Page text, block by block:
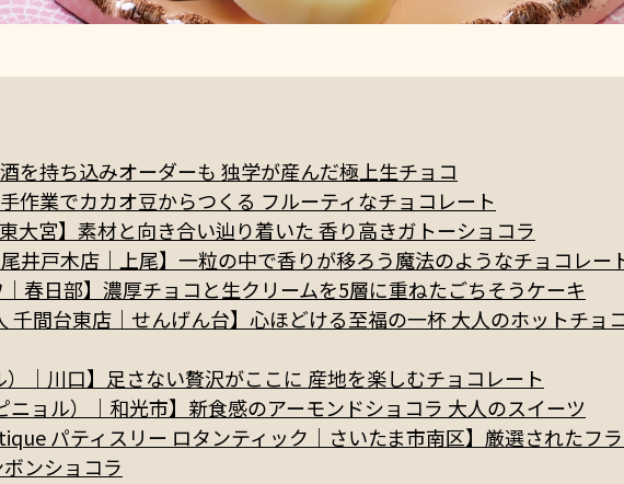
を持ち込みオーダーも 独学が産んだ極上生チョコ
作業でカカオ豆からつくる フルーティなチョコレート
大宮】素材と向き合い辿り着いた 香り高きガトーショコラ
尾井戸木店｜上尾】一粒の中で香りが移ろう魔法のようなチョコレー
｜春日部】濃厚チョコと生クリームを5層に重ねたごちそうケーキ
千間台東店｜せんげん台】心ほどける至福の一杯 大人のホットチョ
）｜川口】足さない贅沢がここに 産地を楽しむチョコレート
ニョル）｜和光市】新食感のアーモンドショコラ 大人のスイーツ
パティスリー ロタンティック｜さいたま市南区】厳選されたフ
ンショコラ